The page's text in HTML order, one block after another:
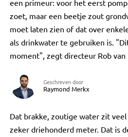
een primeur: voor het eerst
zoet, maar een beetje zout
moet laten zien of dat over
als drinkwater te gebruiken is.
moment", zegt directeur Rob van
Geschreven door
Raymond Merkx
Dat brakke, zoutige water zit
zeker driehonderd meter. Dat is